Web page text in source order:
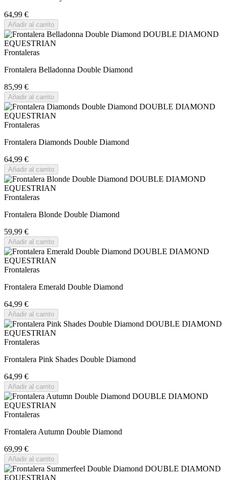
64,99 €
Añadir al carrito
Frontaleras
Frontalera Belladonna Double Diamond
85,99 €
Añadir al carrito
Frontaleras
Frontalera Diamonds Double Diamond
64,99 €
Añadir al carrito
Frontaleras
Frontalera Blonde Double Diamond
59,99 €
Añadir al carrito
Frontaleras
Frontalera Emerald Double Diamond
64,99 €
Añadir al carrito
Frontaleras
Frontalera Pink Shades Double Diamond
64,99 €
Añadir al carrito
Frontaleras
Frontalera Autumn Double Diamond
69,99 €
Añadir al carrito